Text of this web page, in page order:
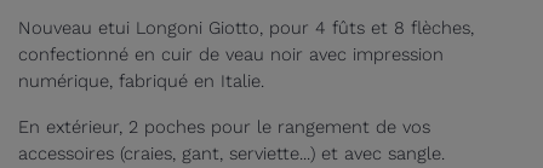
Nouveau etui Longoni Giotto, pour 4 fûts et 8 flèches,
confectionné en cuir de veau noir avec impression
numérique, fabriqué en Italie.
En extérieur, 2 poches pour le rangement de vos
accessoires (craies, gant, serviette...) et avec sangle.